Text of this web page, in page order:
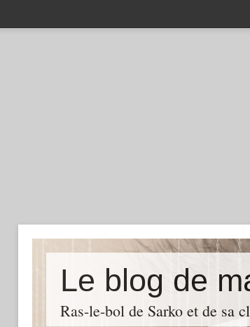
Le blog de
Ras-le-bol de Sarko et de sa